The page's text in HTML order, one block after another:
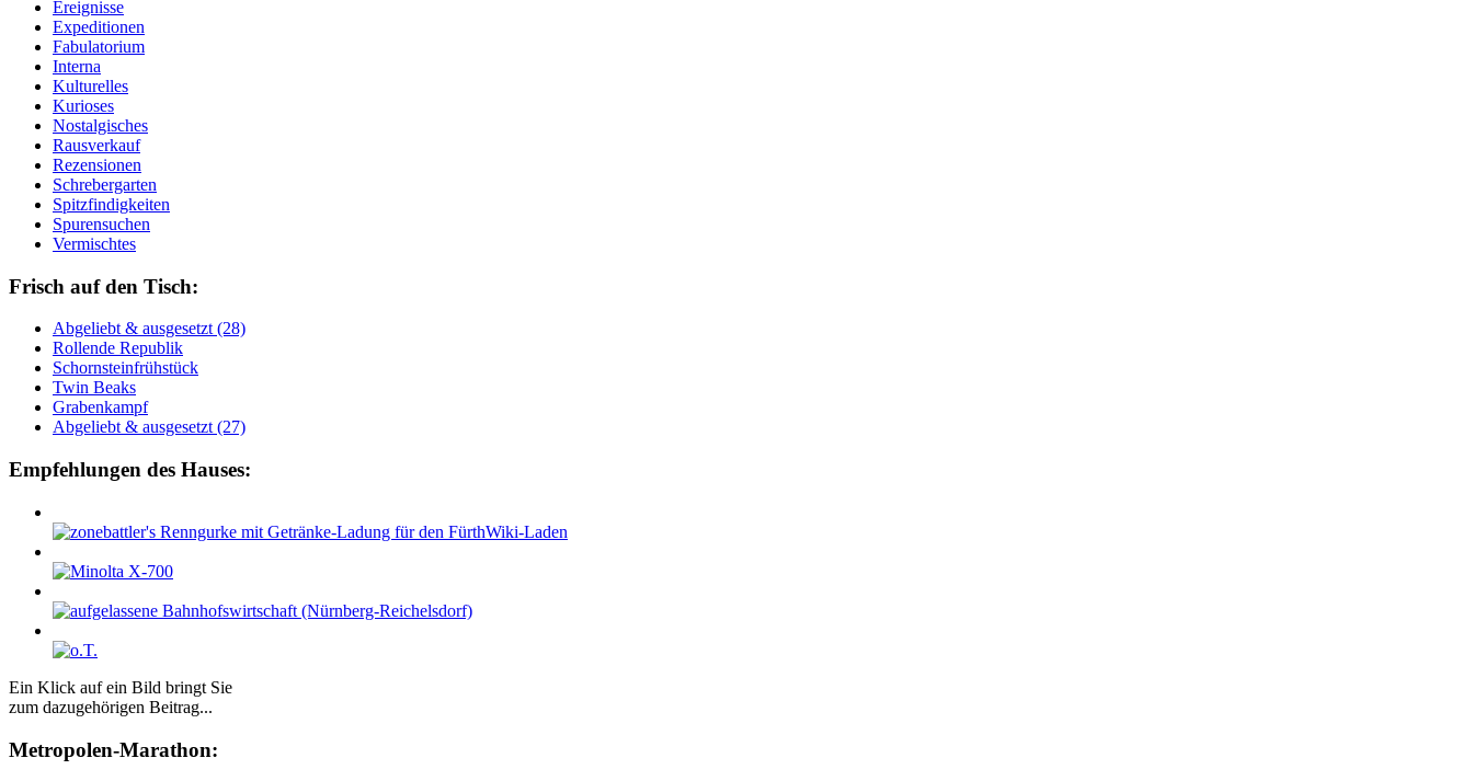
Ereignisse
Expeditionen
Fabulatorium
Interna
Kulturelles
Kurioses
Nostalgisches
Rausverkauf
Rezensionen
Schrebergarten
Spitzfindigkeiten
Spurensuchen
Vermischtes
Frisch auf den Tisch:
Ab­ge­liebt & aus­ge­setzt (28)
Rol­len­de Re­pu­blik
Schorn­stein­früh­stück
Twin Beaks
Gra­ben­kampf
Ab­ge­liebt & aus­ge­setzt (27)
Empfehlungen des Hauses:
Ein Klick auf ein Bild bringt Sie
zum dazugehörigen Beitrag...
Me­tro­po­len-Ma­ra­thon: